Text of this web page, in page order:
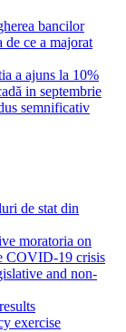
bancilor
ce a majorat
a ajuns la 10%
in septembrie
semnificativ
de stat din
moratoria on
COVID-19 crisis
and non-
exercise